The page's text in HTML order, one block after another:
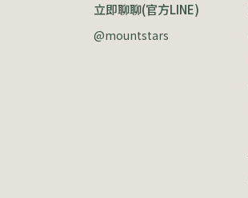
立即聊聊(官方LINE)
@mountstars